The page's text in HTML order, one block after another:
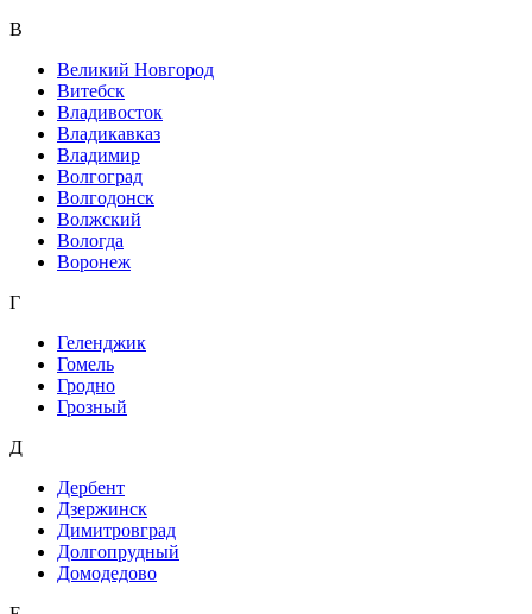
В
Великий Новгород
Витебск
Владивосток
Владикавказ
Владимир
Волгоград
Волгодонск
Волжский
Вологда
Воронеж
Г
Геленджик
Гомель
Гродно
Грозный
Д
Дербент
Дзержинск
Димитровград
Долгопрудный
Домодедово